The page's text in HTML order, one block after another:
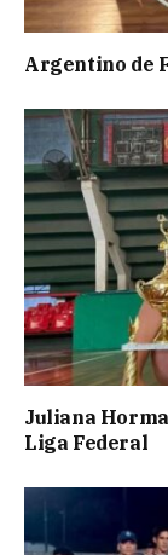
Argentino de
Juliana
Liga Federal